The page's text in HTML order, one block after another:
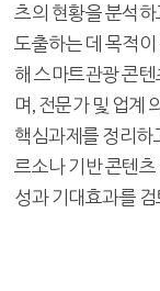
츠의 현황을 분석
도출하는 데 목적
해 스마트관광 콘
며, 전문가 및 업계
핵심과제를 정리하
르소나 기반 콘텐
성과 기대효과를